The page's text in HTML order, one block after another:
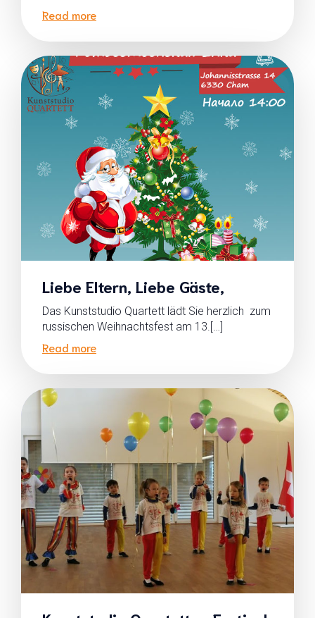
Read more
Liebe Eltern, Liebe Gäste,
Das Kunststudio Quartett lädt Sie herzlich zum
russischen Weihnachtsfest am 13.[…]
Read more